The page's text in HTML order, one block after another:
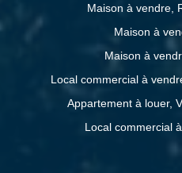
Maison à vendre,
Maison à
Maison à
Local commercial à
Appartement à louer,
Local commercial